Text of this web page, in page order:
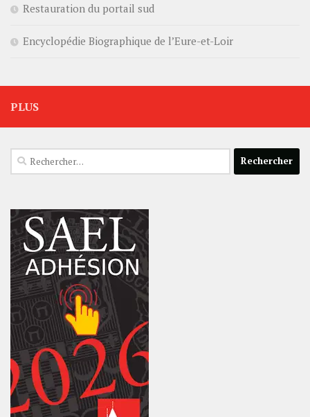
Restauration du portail sud
Encyclopédie Biographique de l’Eure-et-Loir
PLUS
Rechercher :